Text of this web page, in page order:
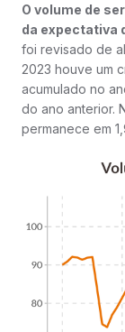
O volume de
da expectativa
foi revisado de
2023 houve um
acumulado no
do ano anterior.
permanece em